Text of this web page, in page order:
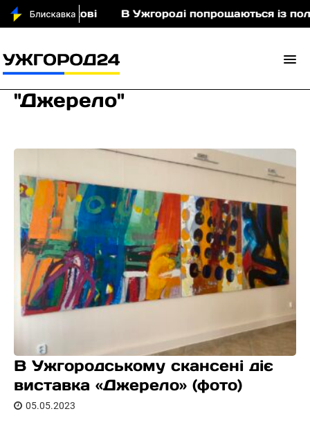
Порошкові В Ужгороді попрощаються із
"Джерело"
В Ужгородському скансені діє
виставка «Джерело» (фото)
05.05.2023